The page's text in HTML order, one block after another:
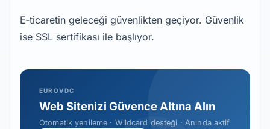
E‑ticaretin geleceği güvenlikten geçiyor. Güvenlik
ise SSL sertifikası ile başlıyor.
EUROVDC
Web Sitenizi Güvence Altına Alın
Otomatik yenileme · Wildcard desteği · Anında aktif